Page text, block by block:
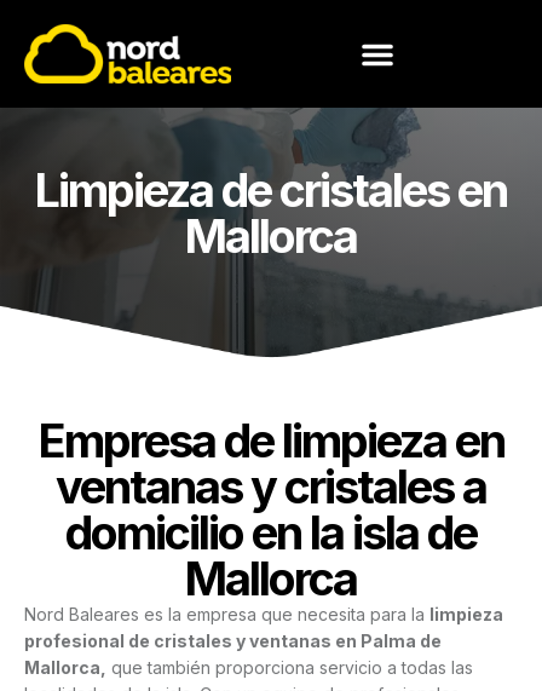
Limpieza de cristales en
Mallorca
Empresa de limpieza en
ventanas y cristales a
domicilio en la isla de
Mallorca
Nord Baleares es la empresa que necesita para la limpieza
profesional de cristales y ventanas en Palma de
Mallorca, que también proporciona servicio a todas las